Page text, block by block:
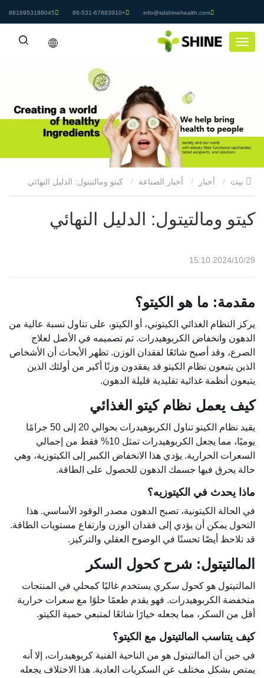
info@sdshinehealth.com
+86-531-67883910
8619953188045
أخبار أخبار الصناعة
كيتو ومالتيتول: الدليل النهائي
2024/10/29 15:10
مقدمة: ما هو الكيتو؟
يركز النظام الغذائي الكيتوني، أو الكيتو، على تناول نسبة عالية من
الدهون وانخفاض الكربوهيدرات. تم تصميمه في الأصل لعلاج
الصرع، وقد أصبح شائعًا لفقدان الوزن. تظهر الأبحاث أن الأشخاص
الذين يتبعون نظام الكيتو قد يفقدون وزنًا أكبر من أولئك الذين
يتبعون أنظمة غذائية تقليدية قليلة الدهون.
كيف يعمل نظام كيتو الغذائي
يقيد نظام الكيتو تناول الكربوهيدرات بحوالي 20 إلى 50 جرامًا
يوميًا، مما يجعل الكربوهيدرات تمثل 10% فقط من إجمالي
السعرات الحرارية. يؤدي هذا الانخفاض الكبير إلى الكيتوزية، وهي
حالة يحرق فيها جسمك الدهون للحصول على الطاقة.
ماذا يحدث في الكيتوزيه؟
في الحالة الكيتونية، تصبح الدهون مصدر الوقود الأساسي. هذا
التحول يمكن أن يؤدي إلى فقدان الوزن وارتفاع مستويات الطاقة.
قد تلاحظ أيضًا تحسنًا في الوضوح العقلي والتركيز.
المالتيتول: شرح كحول السكر
المالتيتول هو كحول سكري يستخدم غالبًا كمحلي في المنتجات
منخفضة الكربوهيدرات. فهو يقدم طعمًا حلوًا مع سعرات حرارية
أقل من السكر، مما يجعله خيارًا شائعًا لمتبعي حمية الكيتو.
كيف يتناسب المالتيتول مع الكيتو؟
في حين أن المالتيتول هو من الناحية الفنية كربوهيدرات، إلا أنه
يمتص بشكل مختلف عن السكريات العادية. هذا الاختلاف يجعله